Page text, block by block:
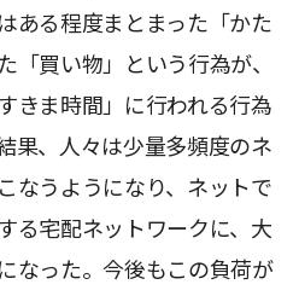
ある程度まとまった「かた
「買い物」という行為が、
きま時間」に行われる行為
果、人々は少量多頻度のネ
なうようになり、ネットで
る宅配ネットワークに、大
なった。今後もこの負荷が